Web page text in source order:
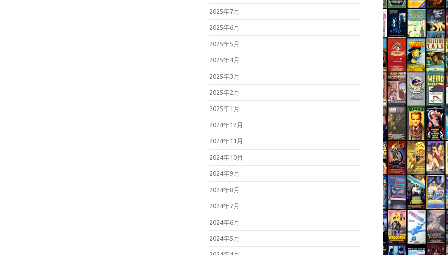
2025年7月
2025年6月
2025年5月
2025年4月
2025年3月
2025年2月
2025年1月
2024年12月
2024年11月
2024年10月
2024年9月
2024年8月
2024年7月
2024年6月
2024年5月